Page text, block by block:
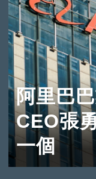
阿里巴
CEO張
一個